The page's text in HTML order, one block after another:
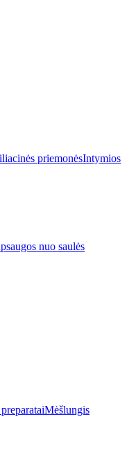
priemonėsIntymios
nuo saulės
Mėšlungis